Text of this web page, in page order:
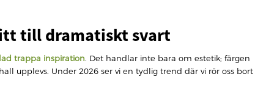
till dramatiskt svart
trappa inspiration. Det handlar inte bara om estetik; färgen
upplevs. Under 2026 ser vi en tydlig trend där vi rör oss bort